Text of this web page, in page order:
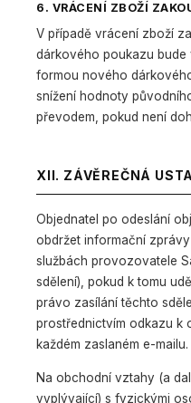
6. VRÁCENÍ ZBOŽÍ
V případě vrácení zboží
dárkového poukazu
formou nového
snížení hodnoty
převodem, pokud není
XII. ZÁVĚREČNÁ
Objednatel po odeslání
obdržet informační
službách provozovatele
sdělení), pokud k tomu
právo zasílání těchto
prostřednictvím odkazu k
každém zaslaném e-mailu.
Na obchodní vztahy (a
vyplývající) s fyzickými